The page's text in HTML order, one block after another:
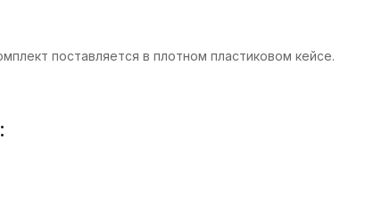
поставляется в плотном пластиковом кейсе.